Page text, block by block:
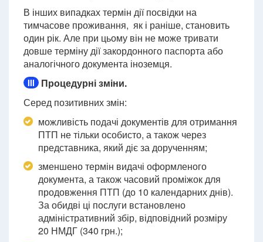
В інших випадках термін дії посвідки на
тимчасове проживання, як і раніше, становить
один рік. Але при цьому він не може тривати
довше терміну дії закордонного паспорта або
аналогічного документа іноземця.
III
Процедурні зміни.
Серед позитивних змін:
можливість подачі документів для отримання
ПТП не тільки особисто, а також через
представника, який діє за дорученням;
зменшено термін видачі оформленого
документа, а також часовий проміжок для
продовження ПТП (до 10 календарних днів).
За обидві ці послуги встановлено
адміністративний збір, відповідний розміру
20 НМДГ (340 грн.);